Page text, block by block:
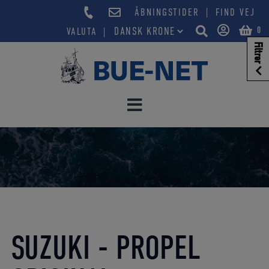
indholdet
ÅBNINGSTIDER |
FIND VEJ
VALUTA
0
SUZUKI - PROPEL
Filtrer